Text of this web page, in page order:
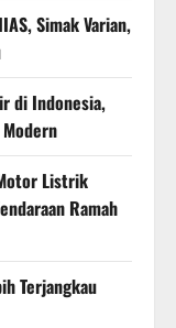
Simak Varian,
di Indonesia,
Listrik
Ramah
Terjangkau